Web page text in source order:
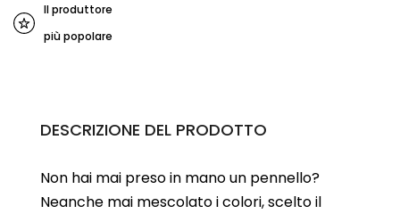
Il produttore
più popolare
DESCRIZIONE DEL PRODOTTO
Non hai mai preso in mano un pennello?
Neanche mai mescolato i colori, scelto il